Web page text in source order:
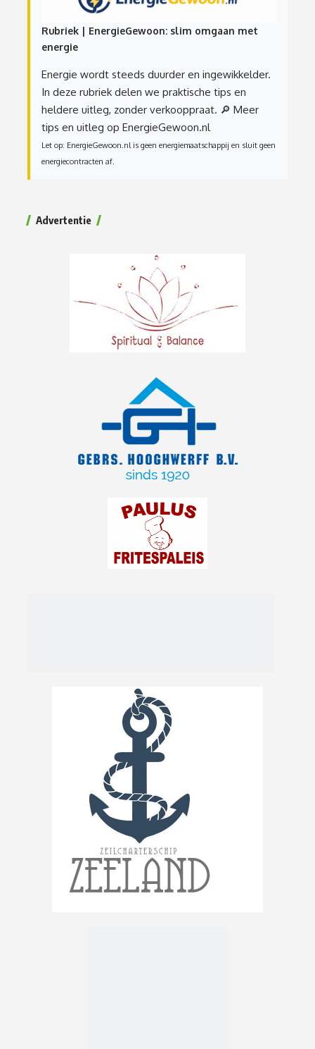
Rubriek | EnergieGewoon: slim omgaan met
energie
Energie wordt steeds duurder en ingewikkelder.
In deze rubriek delen we praktische tips en
heldere uitleg, zonder verkooppraat. 🔎 Meer
tips en uitleg op EnergieGewoon.nl
Let op: EnergieGewoon.nl is geen energiemaatschappij en sluit geen
energiecontracten af.
Advertentie